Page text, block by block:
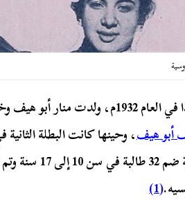
داخل القاهرة وتحديدًا في العام
أبو هيف، وحينها كانت البطلة
كونت فريقًا
(1)